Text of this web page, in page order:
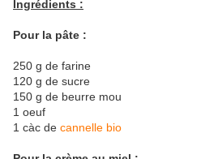
Ingrédients :
Pour la pâte :
250 g de farine
120 g de sucre
150 g de beurre mou
1 oeuf
1 càc de cannelle bio